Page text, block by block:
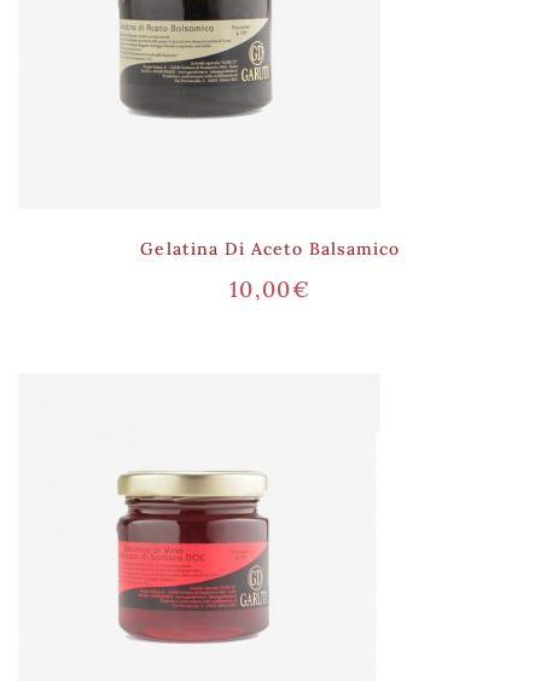
Gelatina Di Aceto Balsamico
10,00€